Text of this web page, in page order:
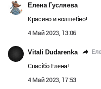
Елена Гусляева
Красиво и волшебно!
4 Май 2023, 13:06
Vitali Dudarenka
Спасібо Елена!
4 Май 2023, 17:53